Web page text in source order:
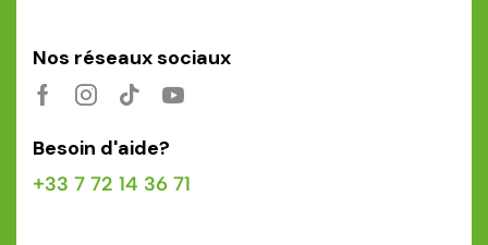
Nos réseaux sociaux
Besoin d'aide?
+33 7 72 14 36 71